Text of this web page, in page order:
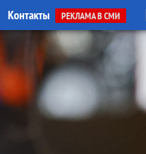
Контакты РЕКЛАМА В СМИ